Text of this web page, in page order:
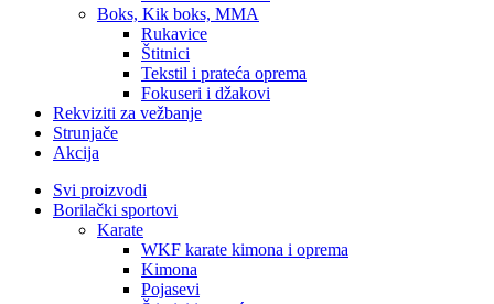
Boks, Kik boks, MMA
Rukavice
Štitnici
Tekstil i prateća oprema
Fokuseri i džakovi
Rekviziti za vežbanje
Strunjače
Akcija
Svi proizvodi
Borilački sportovi
Karate
WKF karate kimona i oprema
Kimona
Pojasevi